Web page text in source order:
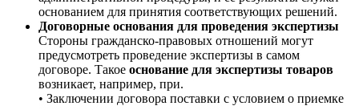
основанием для принятия соответствующих решений.
Договорные основания для проведения экспертизы
Стороны гражданско-правовых отношений могут
предусмотреть проведение экспертизы в самом
договоре. Такое основание для экспертизы товаров
возникает, например, при.
• Заключении договора поставки с условием о приемке